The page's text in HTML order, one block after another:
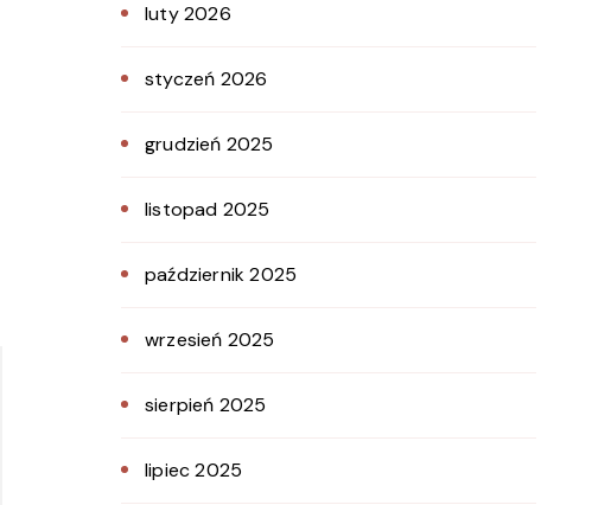
luty 2026
styczeń 2026
grudzień 2025
listopad 2025
październik 2025
wrzesień 2025
sierpień 2025
lipiec 2025